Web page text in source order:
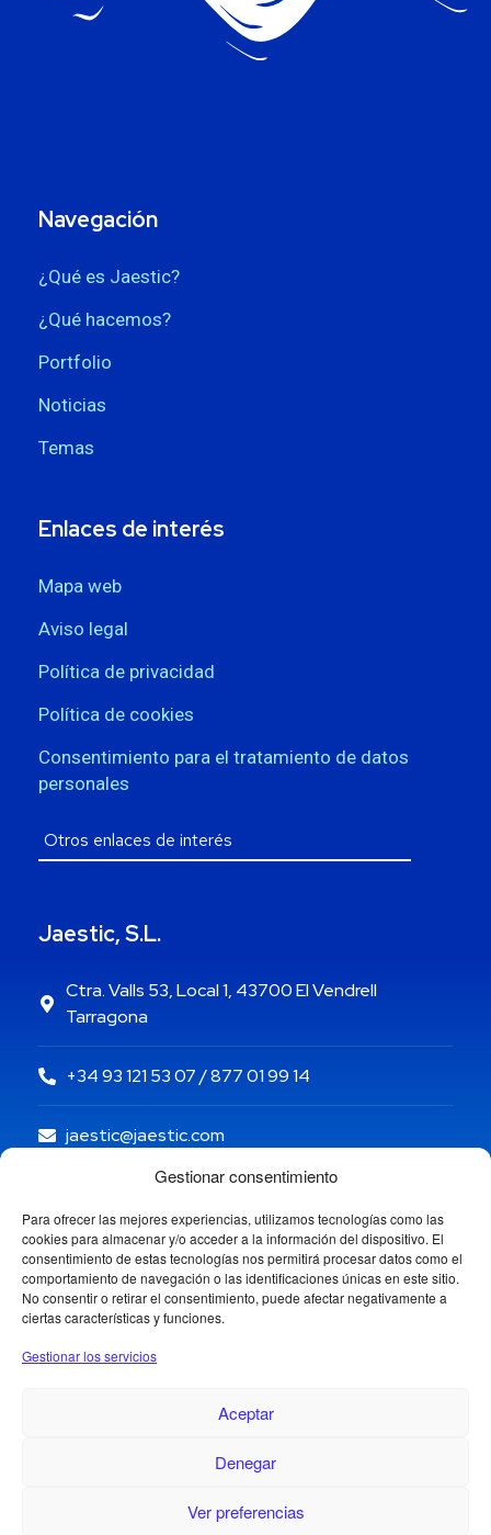
Gestionar consentimiento
Para ofrecer las mejores experiencias, utilizamos tecnologías como las
cookies para almacenar y/o acceder a la información del dispositivo. El
consentimiento de estas tecnologías nos permitirá procesar datos como el
comportamiento de navegación o las identificaciones únicas en este sitio.
No consentir o retirar el consentimiento, puede afectar negativamente a
ciertas características y funciones.
Gestionar los servicios
Aceptar
Denegar
Ver preferencias
Navegación
¿Qué es Jaestic?
¿Qué hacemos?
Portfolio
Noticias
Temas
Enlaces de interés
Mapa web
Aviso legal
Política de privacidad
Política de cookies
Consentimiento para el tratamiento de datos
personales
Jaestic, S.L.
Ctra. Valls 53, Local 1, 43700 El Vendrell
Tarragona
+34 93 121 53 07 / 877 01 99 14
jaestic@jaestic.com
Copyright © 2024 Jaestic S.L. Todos los derechos